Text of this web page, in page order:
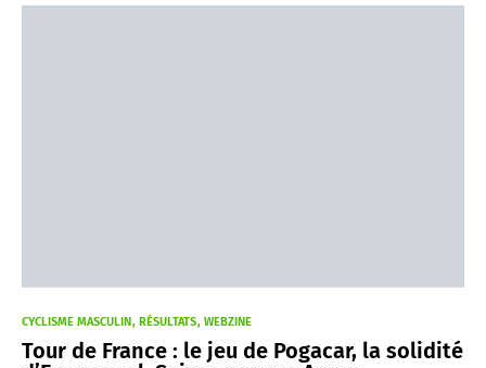
CYCLISME MASCULIN RÉSULTATS WEBZINE
Tour de France : le jeu de Pogacar, la solidité